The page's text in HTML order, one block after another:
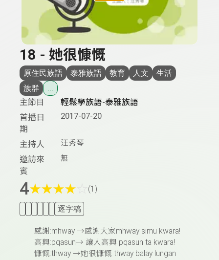
18 - 她很慷慨
原住民族語 泰雅族語 教育 人文
生活
族群
...
主節目
輕鬆學族語-泰雅族語
首播日
期
2017-07-20
主持人 汪秀琴
邀訪來
賓
無
4★★★★ (1)
逐字稿
感謝:mhway →感謝大家mhway simu kwara!
高興:pqasun→ 讓人高興 pqasun ta kwara!
慷慨:thway →她很慷慨 thway balay lungan